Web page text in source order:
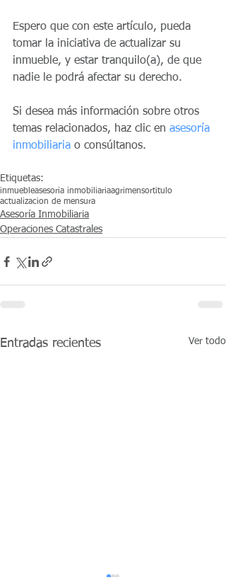
Espero que con este artículo, pueda
tomar la iniciativa de actualizar su
inmueble, y estar tranquilo(a), de que
nadie le podrá afectar su derecho.
Si desea más información sobre otros
temas relacionados, haz clic en asesoría
inmobiliaria o consúltanos.
Etiquetas:
inmuebleasesoria inmobiliariaagrimensortitulo
actualizacion de mensura
Asesoría Inmobiliaria
Operaciones Catastrales
Entradas recientes Ver todo